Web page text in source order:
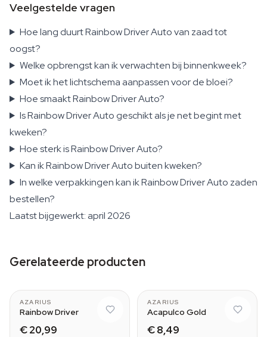
Veelgestelde vragen
Hoe lang duurt Rainbow Driver Auto van zaad tot
oogst?
Welke opbrengst kan ik verwachten bij binnenkweek?
Moet ik het lichtschema aanpassen voor de bloei?
Hoe smaakt Rainbow Driver Auto?
Is Rainbow Driver Auto geschikt als je net begint met
kweken?
Hoe sterk is Rainbow Driver Auto?
Kan ik Rainbow Driver Auto buiten kweken?
In welke verpakkingen kan ik Rainbow Driver Auto zaden
bestellen?
Laatst bijgewerkt: april 2026
Gerelateerde producten
AZARIUS
Rainbow Driver
€ 20,99
AZARIUS
Acapulco Gold
€ 8,49